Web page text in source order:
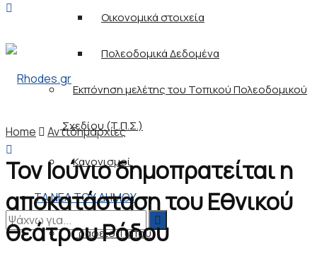
Οικονομικά στοιχεία
Πολεοδομικά Δεδομένα
Εκπόνηση μελέτης του Τοπικού Πολεοδομικού
Σχεδίου (Τ.Π.Σ.)
Κανονισμοί
ΤΑ ΝΕΑ ΤΟΥ ΔΗΜΟΥ
Γραφείο Τύπου
Home Αντιδημαρχίες
Τον Ιούνιο δημοπρατείται η
αποκατάσταση του Εθνικού
θεάτρου Ρόδου